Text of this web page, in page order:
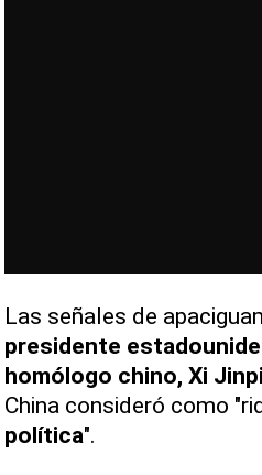
Las señales de
presidente
homólogo chino, Xi
China consideró como
política".